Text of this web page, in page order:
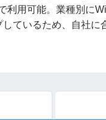
利用可能。業種別に
ているため、自社に